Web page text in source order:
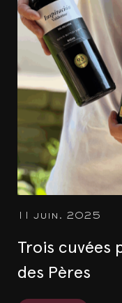
11 juin. 2025
Trois cuvées
des Pères